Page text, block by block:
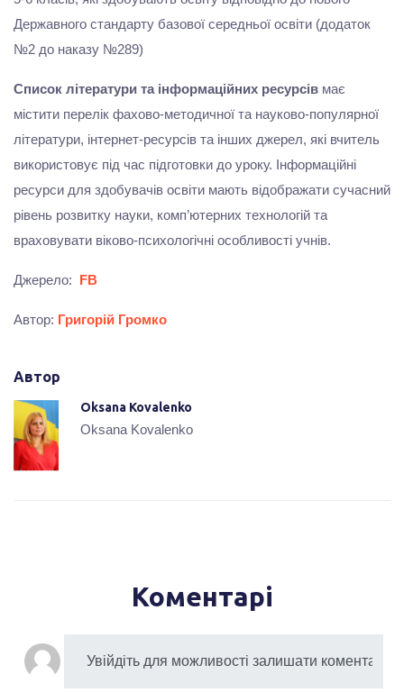
Державного стандарту базової середньої освіти (додаток
№2 до наказу №289)
Список літератури та інформаційних ресурсів має
містити перелік фахово-методичної та науково-популярної
літератури, інтернет-ресурсів та інших джерел, які вчитель
використовує під час підготовки до уроку. Інформаційні
ресурси для здобувачів освіти мають відображати сучасний
рівень розвитку науки, комп’ютерних технологій та
враховувати віково-психологічні особливості учнів.
Джерело: FB
Автор: Григорій Громко
Автор
Oksana Kovalenko
Oksana Kovalenko
Коментарі